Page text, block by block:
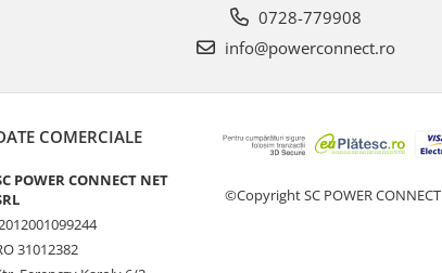
0728-779908
info@powerconnect.ro
COMERCIALE
POWER CONNECT NET
31012382
©Copyright SC POWER